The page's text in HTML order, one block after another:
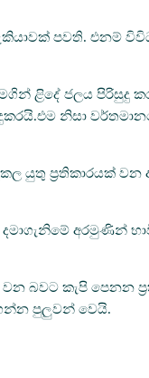
පවති. එනම්
ළිදේ ජලය පිරිසුදු
නිසා
යුතු ප්‍රතිකාරයක් වන
අරමුණින්
බවට කැපි පෙනන
පුලුවන් වෙයි.